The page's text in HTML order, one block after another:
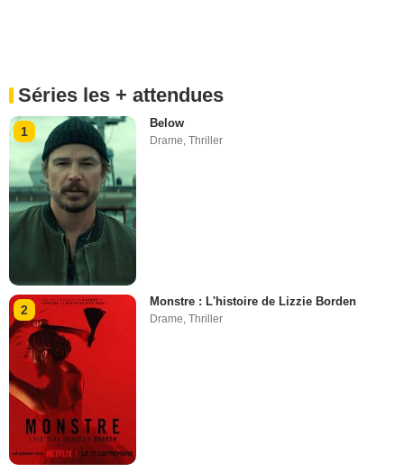
Séries les + attendues
1
Below
Drame,Thriller
2
Monstre : L'histoire de Lizzie Borden
Drame,Thriller